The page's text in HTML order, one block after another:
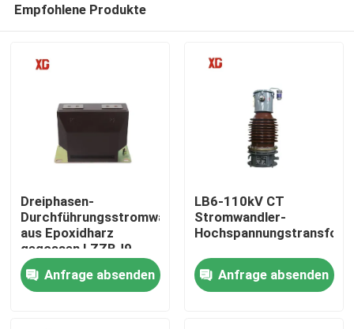
Haus
Produkte
Empfohlene Produkte
Dreiphasen-
Durchführungsstromwandler
aus Epoxidharz
gegossen LZZBJ9
10kV
Anfrage absenden
LB6-110kV CT
Stromwandler-
Anfrage absenden